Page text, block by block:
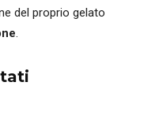
del proprio gelato
.